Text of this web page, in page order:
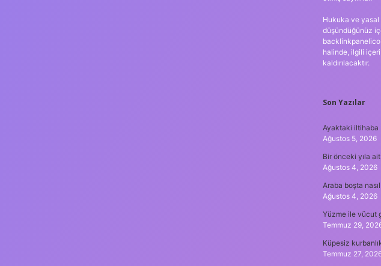
Hukuka ve yasal
düşündüğünüz
halinde, ilgili
kaldırılacaktır.
Son Yazılar
Ayaktaki iltihaba
Ağustos 5, 2026
Bir önceki yıla ait
Ağustos 4, 2026
Araba boşta nasıl
Ağustos 4, 2026
Yüzme ile vücut
Temmuz 29,
Küpesiz
Temmuz 27,